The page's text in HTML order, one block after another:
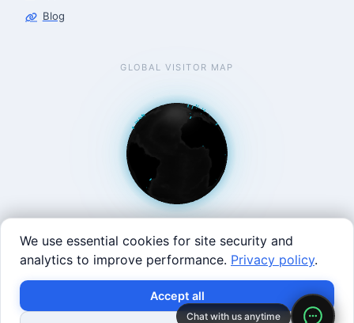
Blog
GLOBAL VISITOR MAP
West Coast: 90 Welsh St, San Francisco, CA 94107 · East
Coast: 125 Western Ave, Allston, MA 02134 ·
contact@roboticscenter.ai · Refund policy· Privacy
We use essential cookies for site security and
analytics to improve performance. Privacy policy.
Accept all
Chat with us anytime